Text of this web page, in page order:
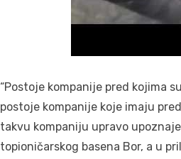
“Postoje kompanije pred kojima
postoje kompanije koje imaju
takvu kompaniju upravo
topioničarskog basena Bor, a u